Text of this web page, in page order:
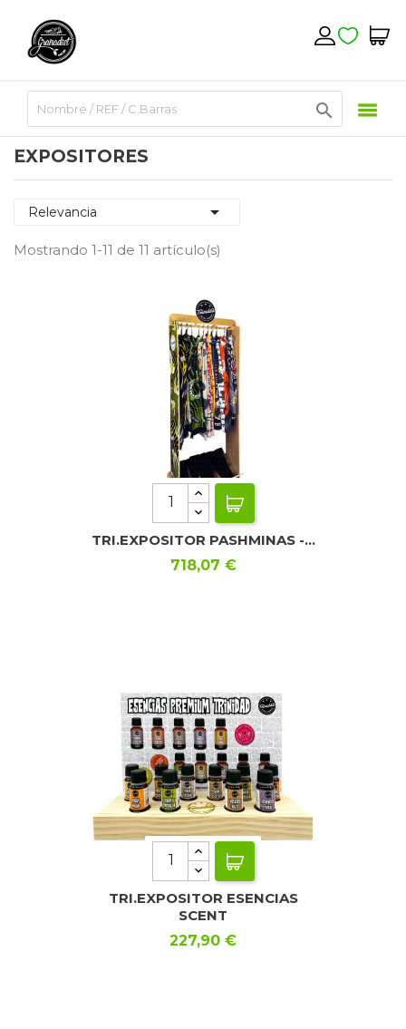

EXPOSITORES
Relevancia 
Mostrando 1-11 de 11 artículo(s)
TRI.EXPOSITOR PASHMINAS -...
Precio
718,07 €
TRI.EXPOSITOR ESENCIAS
SCENT
Precio
227,90 €